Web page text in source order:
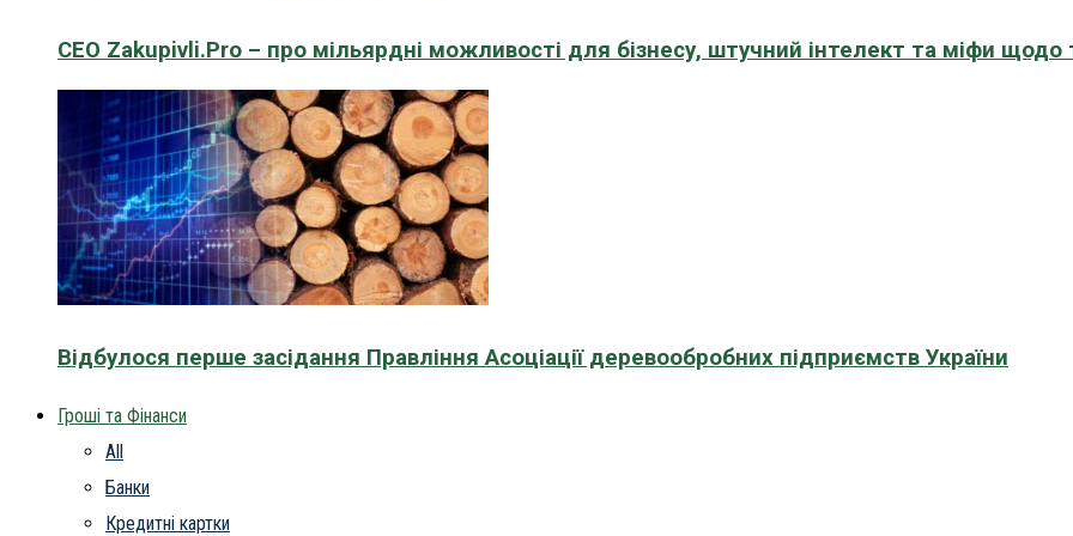
CEO Zakupivli.Pro – про мільярдні можливості для бізнесу, штучний інтелект та міфи щодо
Відбулося перше засідання Правління Асоціації деревообробних підприємств України
Гроші та Фінанси
All
Банки
Кредитні картки